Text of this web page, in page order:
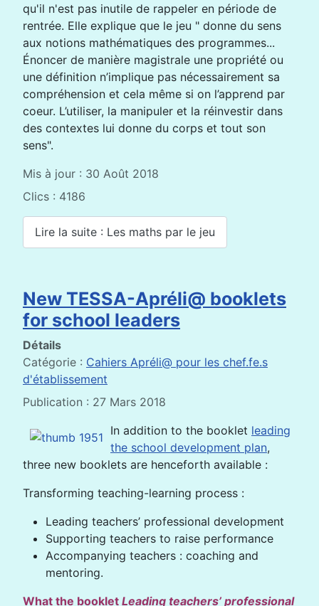
qu'il n'est pas inutile de rappeler en période de
rentrée. Elle explique que le jeu " donne du sens
aux notions mathématiques des programmes...
Énoncer de manière magistrale une propriété ou
une définition n’implique pas nécessairement sa
compréhension et cela même si on l’apprend par
coeur. L’utiliser, la manipuler et la réinvestir dans
des contextes lui donne du corps et tout son
sens".
Mis à jour : 30 Août 2018
Clics : 4186
Lire la suite : Les maths par le jeu
New TESSA-Apréli@ booklets
for school leaders
Détails
Catégorie : Cahiers Apréli@ pour les chef.fe.s
d'établissement
Publication : 27 Mars 2018
In addition to the booklet leading
the school development plan,
three new booklets are henceforth available :
Transforming teaching-learning process :
Leading teachers’ professional development
Supporting teachers to raise performance
Accompanying teachers : coaching and
mentoring.
What the booklet Leading teachers’ professional